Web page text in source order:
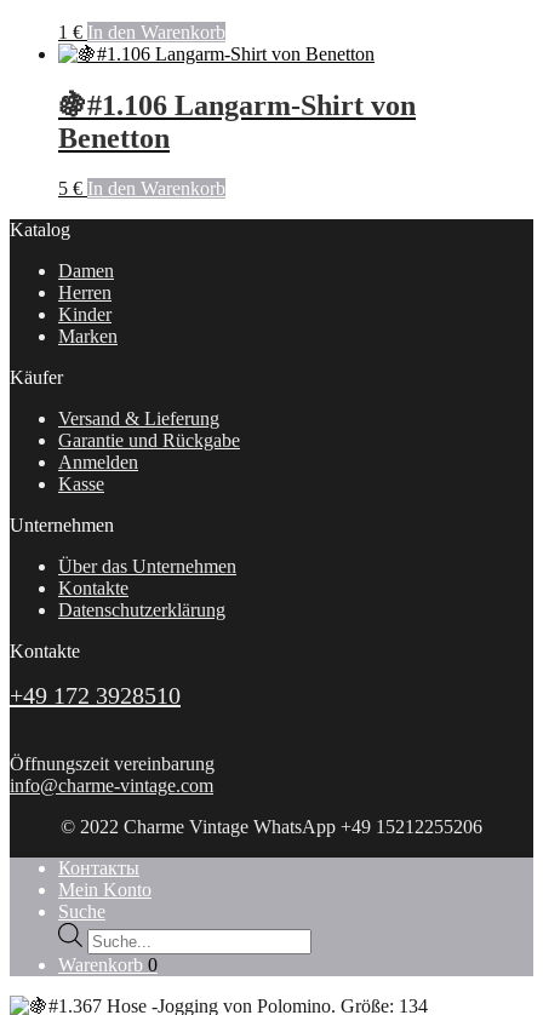
1 € In den Warenkorb
🍇#1.106 Langarm-Shirt von
Benetton
5 € In den Warenkorb
Katalog
Damen
Herren
Kinder
Marken
Käufer
Versand & Lieferung
Garantie und Rückgabe
Anmelden
Kasse
Unternehmen
Über das Unternehmen
Kontakte
Datenschutzerklärung
Kontakte
+49 172 3928510
Öffnungszeit vereinbarung
info@charme-vintage.com
© 2022 Charme Vintage WhatsApp +49 15212255206
Контакты
Mein Konto
Suche
Products
search
Warenkorb 0